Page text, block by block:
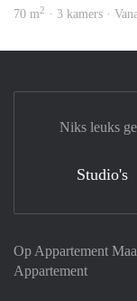
70 m2 · 3 kamers ·
Op Appartement
Appartement
Niks leuks
Studio's